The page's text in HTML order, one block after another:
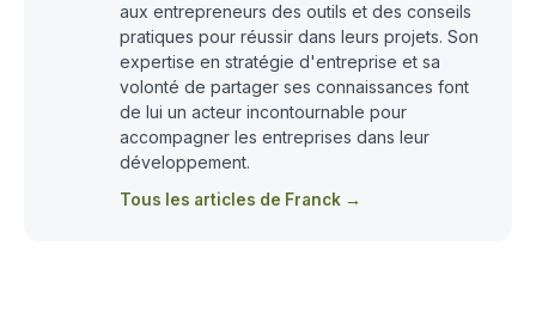
aux entrepreneurs des outils et des conseils
pratiques pour réussir dans leurs projets. Son
expertise en stratégie d'entreprise et sa
volonté de partager ses connaissances font
de lui un acteur incontournable pour
accompagner les entreprises dans leur
développement.
Tous les articles de Franck →